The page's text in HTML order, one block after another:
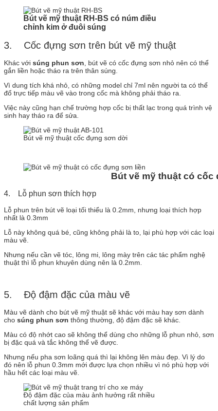
Bút vẽ mỹ thuật RH-BS có núm điều
chỉnh kim ở đuôi súng
3. Cốc đựng sơn trên bút vẽ mỹ thuật
Khác với súng phun sơn , bút vẽ có cốc đựng sơn nhỏ nên có thể
gắn liền hoặc tháo ra trên thân súng.
Vì dung tích khá nhỏ, có những model chỉ 7ml nên người ta có thể
đổ trực tiếp màu vẽ vào trong cốc mà không phải tháo ra.
Việc này cũng hạn chế trường hợp cốc bị thất lạc trong quá trình vệ
sinh hay tháo ra để sửa.
Bút vẽ mỹ thuật cốc đựng sơn dời
Bút vẽ mỹ thuật có cốc
4. Lỗ phun sơn thích hợp
Lỗ phun trên bút vẽ loại tối thiểu là 0.2mm, nhưng loại thích hợp
nhất là 0.3mm
Lỗ này không quá bé, cũng không phải là to, lại phù hợp với các loại
màu vẽ.
Nhưng nếu cần vẽ tóc, lông mi, lông mày trên các tác phẩm nghệ
thuật thì lỗ phun khuyên dùng nên là 0.2mm.
5. Độ đậm đặc của màu vẽ
Màu vẽ dành cho bút vẽ mỹ thuật sẽ khác với màu hay sơn dành
cho súng phun sơn thông thường, độ đậm đặc sẽ khác.
Màu có độ nhớt cao sẽ không thể dùng cho những lỗ phun nhỏ, sơn
bị đặc quá và tắc không thể vẽ được.
Nhưng nếu pha sơn loãng quá thì lại không lên màu đẹp. Vì lý do
đó nên lỗ phun 0.3mm mới được lựa chọn nhiều vì nó phù hợp với
hầu hết các loại màu vẽ.
Độ đậm đặc của màu ảnh hưởng rất nhiều
chất lượng sản phẩm